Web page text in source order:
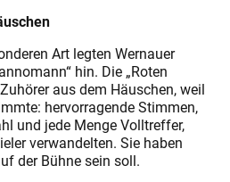
Art legten Wernauer
hin. Die „Roten
aus dem Häuschen, weil
hervorragende Stimmen,
und jede Menge Volltreffer,
verwandelten. Sie haben
der Bühne sein soll.